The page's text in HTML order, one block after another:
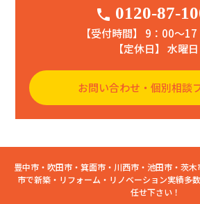
phone 0120-87-
【受付時間】 9：00〜
【定休日】 水曜日
お問い合わせ・個別相談
豊中市・吹田市・箕面市・川西市・池田市・茨
市で新築・リフォーム・リノベーション実績多
任せ下さい！